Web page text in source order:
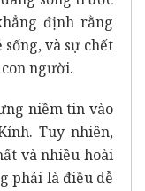
định rằng
và sự chết
người.
niềm tin vào
Tuy nhiên,
và nhiều hoài
phải là điều dễ